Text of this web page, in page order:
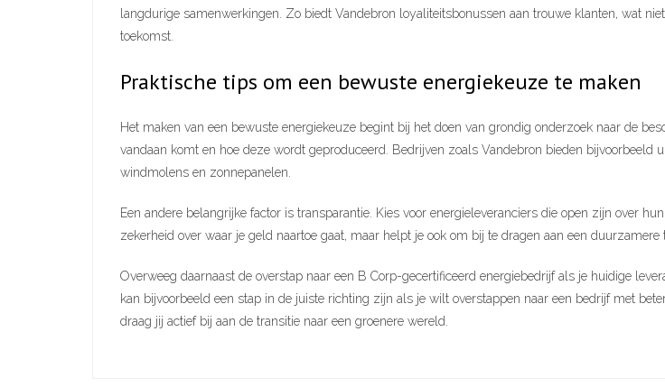
langdurige samenwerkingen. Zo biedt Vandebron loyaliteitsbonussen aan trouwe klanten, wat
toekomst.
Praktische tips om een bewuste energiekeuze te maken
Het maken van een bewuste energiekeuze begint bij het doen van grondig onderzoek naar de
vandaan komt en hoe deze wordt geproduceerd. Bedrijven zoals Vandebron bieden
windmolens en zonnepanelen.
Een andere belangrijke factor is transparantie. Kies voor energieleveranciers die open zijn over
zekerheid over waar je geld naartoe gaat, maar helpt je ook om bij te dragen aan een duurzamere
Overweeg daarnaast de overstap naar een B Corp-gecertificeerd energiebedrijf als je huidige
kan bijvoorbeeld een stap in de juiste richting zijn als je wilt overstappen naar een bedrijf met
draag jij actief bij aan de transitie naar een groenere wereld.